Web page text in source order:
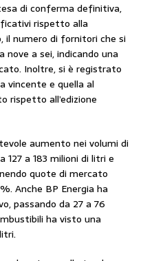
di conferma definitiva,
rispetto alla
il numero di fornitori che si
nove a sei, indicando una
Inoltre, si è registrato
vincente e quella al
rispetto all’edizione
aumento nei volumi di
a 183 milioni di litri e
quote di mercato
Anche BP Energia ha
passando da 27 a 76
ha visto una